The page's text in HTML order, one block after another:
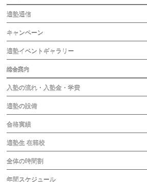
適塾通信
キャンペーン
適塾イベントギャラリー
総合案内
入塾の流れ・入塾金・学費
適塾の設備
合格実績
適塾生 在籍校
全体の時間割
年間スケジュール